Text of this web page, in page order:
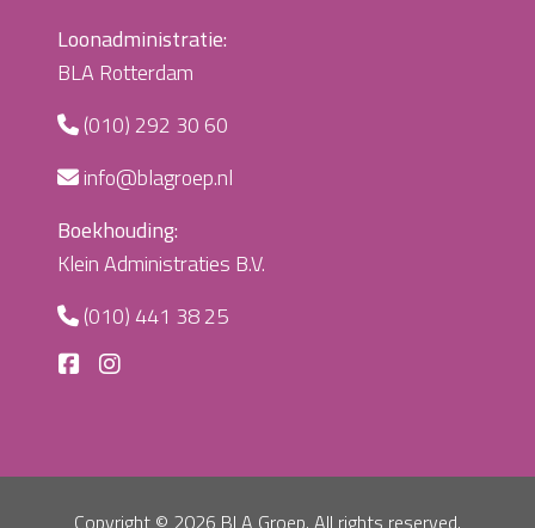
Loonadministratie:
BLA Rotterdam
(010) 292 30 60
info@blagroep.nl
Boekhouding:
Klein Administraties B.V.
(010) 441 38 25
Copyright © 2026 BLA Groep. All rights reserved.